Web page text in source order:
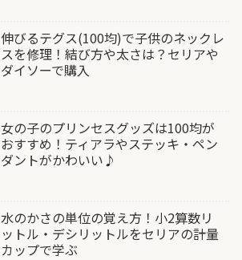
伸びるテグス(100均)で子供のネックレ
スを修理！結び方や太さは？セリアや
ダイソーで購入
女の子のプリンセスグッズは100均が
おすすめ！ティアラやステッキ・ペン
ダントがかわいい♪
水のかさの単位の覚え方！小2算数リ
ットル・デシリットルをセリアの計量
カップで学ぶ